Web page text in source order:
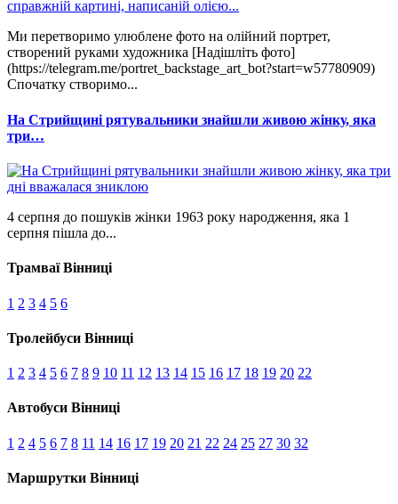
Ми перетворимо улюблене фото на олійний портрет,
створений руками художника [Надішліть фото]
(https://telegram.me/portret_backstage_art_bot?start=w57780909)
Спочатку створимо...
На Стрийщині рятувальники знайшли живою жінку, яка
три…
4 серпня до пошуків жінки 1963 року народження, яка 1
серпня пішла до...
Трамваї Вінниці
1 2 3 4 5 6
Тролейбуси Вінниці
1 2 3 4 5 6 7 8 9 10 11 12 13 14 15 16 17 18 19 20 22
Автобуси Вінниці
1 2 4 5 6 7 8 11 14 16 17 19 20 21 22 24 25 27 30 32
Маршрутки Вінниці